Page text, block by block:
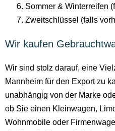
Sommer & Winterreifen
Zweitschlüssel (falls
Wir kaufen
Wir sind stolz darauf, eine
Mannheim für den Export zu
unabhängig von der Marke
ob Sie einen Kleinwagen,
Wohnmobile oder